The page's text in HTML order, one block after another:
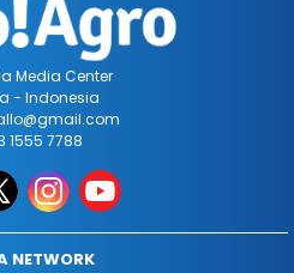
Media Center
- Indonesia
1555 7788
NETWORK